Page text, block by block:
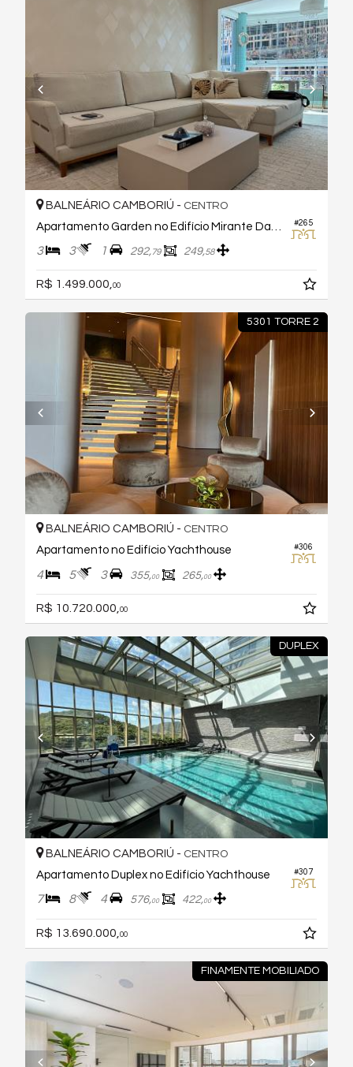
#265
BALNEÁRIO CAMBORIÚ - CENTRO
3 3 1 292,79 249,58
R$ 1.499.000, 00
5301 TORRE 2
#306
BALNEÁRIO CAMBORIÚ - CENTRO
Apartamento no Edifício Yachthouse
4 5 3 355,00 265,00
R$ 10.720.000,00
DUPLEX
#307
BALNEÁRIO CAMBORIÚ - CENTRO
Apartamento Duplex no Edifício Yachthouse
7 8 4 576,00 422,00
R$ 13.690.000, 00
FINAMENTE MOBILIADO